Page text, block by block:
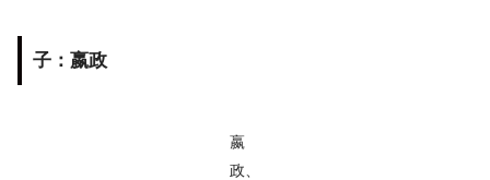
子：嬴政
嬴
政、